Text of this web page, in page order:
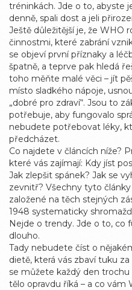
tréninkách. Jde o to, abyste
denně, spali dost a jeli
Ještě důležitější je, že WHO
činnostmi, které zabrání
se objeví první příznaky a
špatně, a teprve pak hledá
toho měňte malé věci – jít
místo sladkého nápoje,
„dobré pro zdraví“. Jsou to
potřebuje, aby fungovalo
nebudete potřebovat léky,
předcházet.
Co najdete v článcích níže?
které vás zajímají: Kdy jíst
Jak zlepšit spánek? Jak se
zevnitř? Všechny tyto
založené na těch stejných
1948 systematicky
Nejde o trendy. Jde o to, co
dlouho.
Tady nebudete číst o
dietě, která vás zbaví tuku
se můžete každý den
tělo opravdu říká – a co vám